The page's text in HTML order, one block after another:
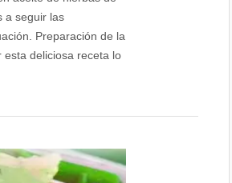
a seguir las
Preparación de la
esta deliciosa receta lo